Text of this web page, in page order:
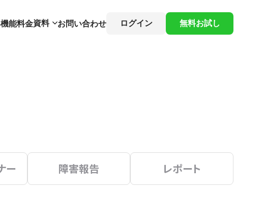
機能料金資料 お問い合わせ ログイン 無料お試し
ー 障害報告 レポート